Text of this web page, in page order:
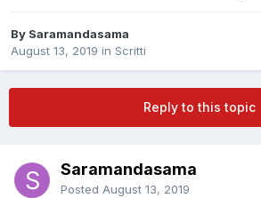
By Saramandasama
August 13, 2019 in Scritti
Reply to this topic
Saramandasama
Posted August 13, 2019